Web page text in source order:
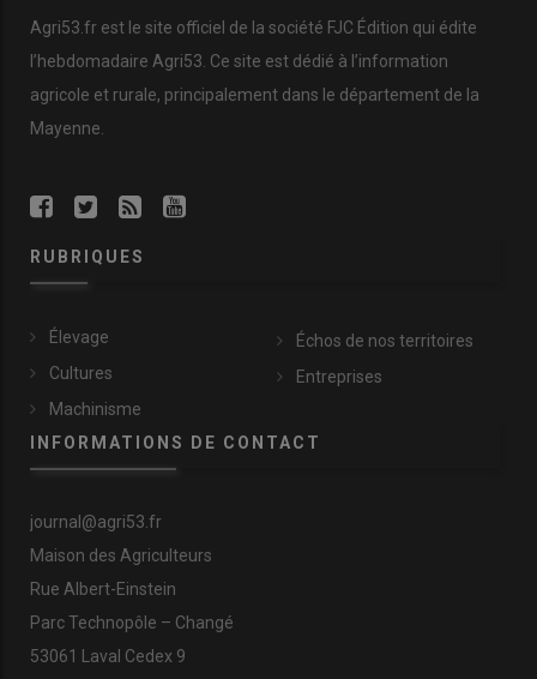
Agri53.fr est le site officiel de la société FJC Édition qui édite
l’hebdomadaire Agri53. Ce site est dédié à l’information
agricole et rurale, principalement dans le département de la
Mayenne.
RUBRIQUES
Élevage
Cultures
Machinisme
Échos de nos territoires
Entreprises
INFORMATIONS DE CONTACT
journal@agri53.fr
Maison des Agriculteurs
Rue Albert-Einstein
Parc Technopôle – Changé
53061 Laval Cedex 9